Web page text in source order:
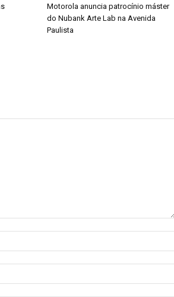
Motorola anuncia patrocínio máster
do Nubank Arte Lab na Avenida
Paulista